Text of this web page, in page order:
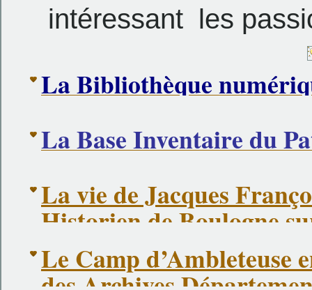
intéressant les
La Bibliothèque
La Base Inventaire du
La vie de Jacques
Historien de Boulogne
Le Camp d’Ambleteuse
des Archives